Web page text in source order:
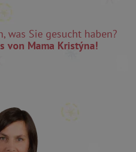
was Sie gesucht haben?
von Mama Kristýna!
Funktionalität
ermöglichen
der Website wie die
die Kontoverwaltung.